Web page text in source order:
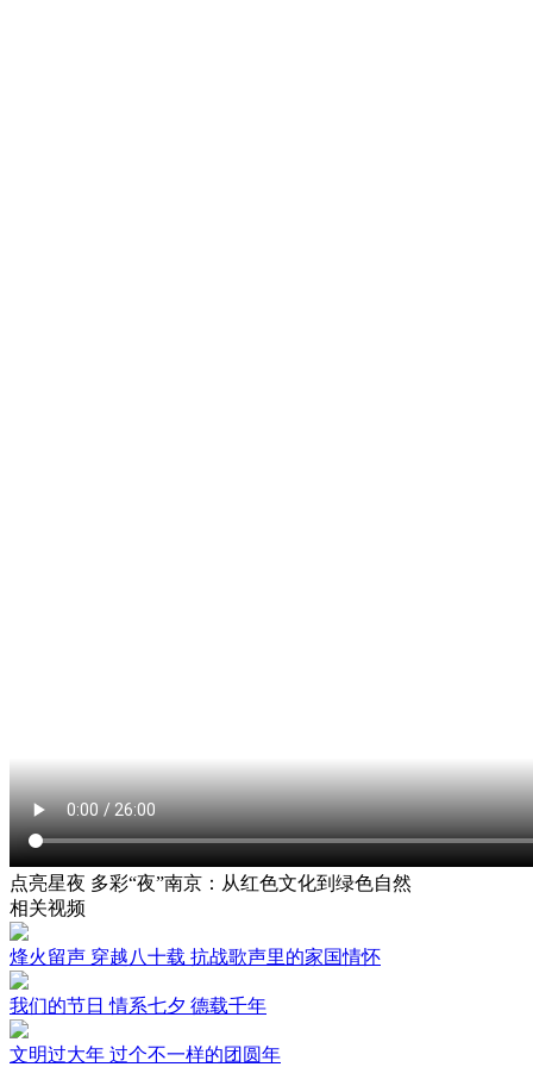
点亮星夜 多彩“夜”南京：从红色文化到绿色自然
相关视频
烽火留声 穿越八十载 抗战歌声里的家国情怀
我们的节日 情系七夕 德载千年
文明过大年 过个不一样的团圆年